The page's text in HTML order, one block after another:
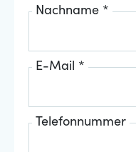
Nachname *
E-Mail *
Telefonnummer